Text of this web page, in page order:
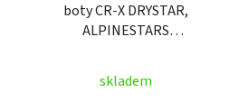
boty CR-X DRYSTAR,
ALPINESTARS
skladem